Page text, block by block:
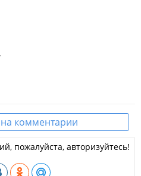
комментарии
пожалуйста, авторизуйтесь!